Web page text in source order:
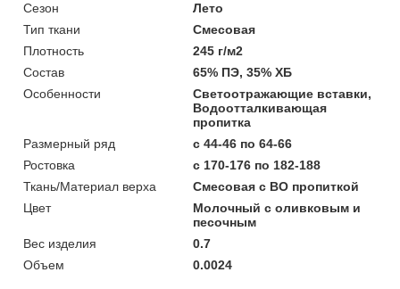
Сезон
Лето
Тип ткани
Смесовая
Плотность
245 г/м2
Состав
65% ПЭ, 35% ХБ
Особенности
Светоотражающие вставки,
Водоотталкивающая
пропитка
Размерный ряд
с 44-46 по 64-66
Ростовка
с 170-176 по 182-188
Ткань/Материал верха
Смесовая с ВО пропиткой
Цвет
Молочный с оливковым и
песочным
Вес изделия
0.7
Объем
0.0024